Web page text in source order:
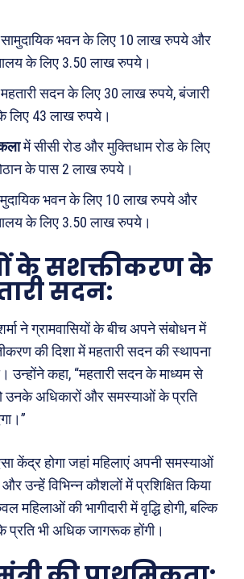
Search
पूरब विशेष
भवन के लिए 10 लाख रुपये और
के लिए 3.50 लाख रुपये।
सदन के लिए 30 लाख रुपये, बंजारी
लिए 43 लाख रुपये।
में सीसी रोड और मुक्तिधाम रोड के लिए
के पास 2 लाख रुपये।
भवन के लिए 10 लाख रुपये और
के लिए 3.50 लाख रुपये।
के सशक्तीकरण के
सदन:
ने ग्रामवासियों के बीच अपने संबोधन में
की दिशा में महतारी सदन की स्थापना
उन्होंने कहा, “महतारी सदन के माध्यम से
उनके अधिकारों और समस्याओं के प्रति
केंद्र होगा जहां महिलाएं अपनी समस्याओं
उन्हें विभिन्न कौशलों में प्रशिक्षित किया
महिलाओं की भागीदारी में वृद्धि होगी, बल्कि
प्रति भी अधिक जागरूक होंगी।